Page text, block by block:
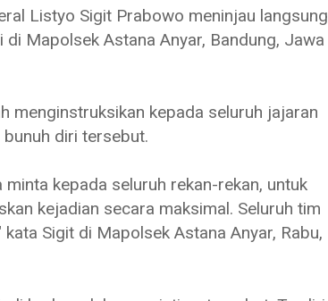
Listyo Sigit Prabowo meninjau langsung
Mapolsek Astana Anyar, Bandung, Jawa
menginstruksikan kepada seluruh jajaran
diri tersebut.
kepada seluruh rekan-rekan, untuk
kejadian secara maksimal. Seluruh tim
Sigit di Mapolsek Astana Anyar, Rabu,